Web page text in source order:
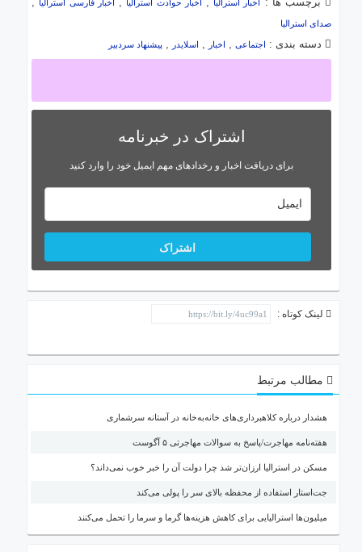
اخبار استرالیا اخبار حوادث استرالیا اخبار فارسی استرالیا
صدای استرالیا
دسته بندی : اجتماعی, اخبار , اسلایدر , پیشنهاد سردبیر
اشتراک در خبرنامه
برای دریافت اخبار و رخدادهای مهم ایمیل خود را وارد کنید
اشتراک
لینک کوتاه :
مطالب مرتبط
هشدار درباره کلاهبرداری‌های خانه‌به‌خانه در آستانه سرشماری
هفته‌نامه مهاجرت/پاسخ به سوالات مهاجرتی ۵ آگوست
مسکن در استرالیا ارزان‌تر شد چرا دولت آن را خبر خوب نمی‌داند؟
جت‌استار استفاده از محفظه بالای سر را پولی می‌کند
میلیون‌ها استرالیایی برای کاهش هزینه‌ها گرما و سرما را تحمل می‌کنند